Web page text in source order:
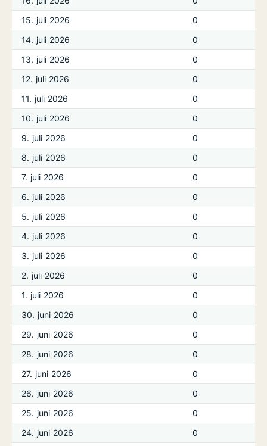
15. juli 2026
0
14. juli 2026
0
13. juli 2026
0
12. juli 2026
0
11. juli 2026
0
10. juli 2026
0
9. juli 2026
0
8. juli 2026
0
7. juli 2026
0
6. juli 2026
0
5. juli 2026
0
4. juli 2026
0
3. juli 2026
0
2. juli 2026
0
1. juli 2026
0
30. juni 2026
0
29. juni 2026
0
28. juni 2026
0
27. juni 2026
0
26. juni 2026
0
25. juni 2026
0
24. juni 2026
0